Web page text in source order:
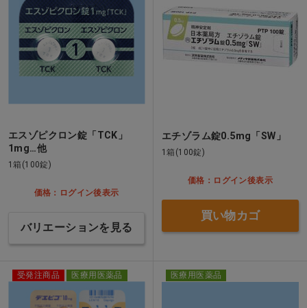
エスゾピクロン錠「TCK」
1mg…他
1箱(100錠)
価格：ログイン後表示
バリエーションを見る
エチゾラム錠0.5mg「SW」
1箱(100錠)
価格：ログイン後表示
買い物カゴ
受発注商品 医療用医薬品 医療用医薬品